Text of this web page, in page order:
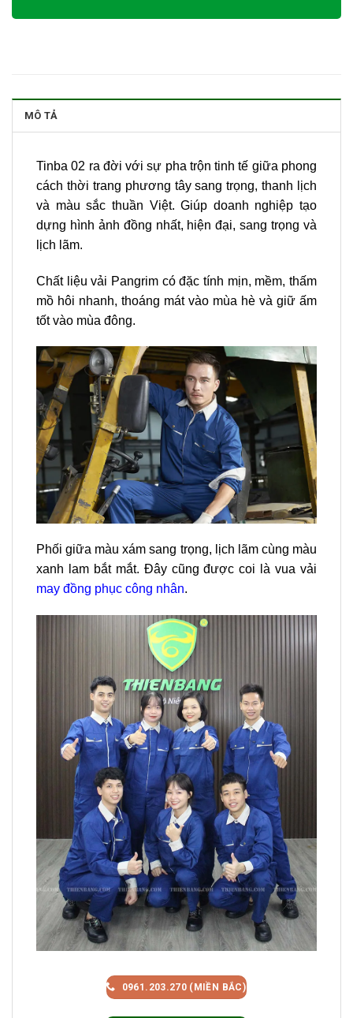
MÔ TẢ
Tinba 02 ra đời với sự pha trộn tinh tế giữa phong
cách thời trang phương tây sang trọng, thanh lịch
và màu sắc thuần Việt. Giúp doanh nghiệp tạo
dựng hình ảnh đồng nhất, hiện đại, sang trọng và
lịch lãm.
Chất liệu vải Pangrim có đặc tính mịn, mềm, thấm
mồ hôi nhanh, thoáng mát vào mùa hè và giữ ấm
tốt vào mùa đông.
Phối giữa màu xám sang trọng, lịch lãm cùng màu
xanh lam bắt mắt. Đây cũng được coi là vua vải
may đồng phục công nhân.
0961.203.270 (MIỀN BẮC)